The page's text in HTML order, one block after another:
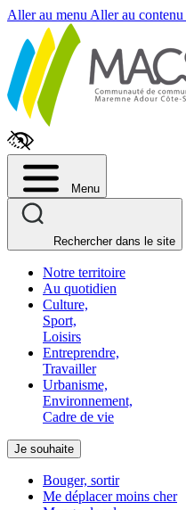
Aller au menu Aller au contenu
Menu
Rechercher dans le site
Notre territoire
Au quotidien
Culture,
Sport,
Loisirs
Entreprendre,
Travailler
Urbanisme,
Environnement,
Cadre de vie
Je souhaite
Bouger, sortir
Me déplacer moins cher
Fenêtre
de
chat